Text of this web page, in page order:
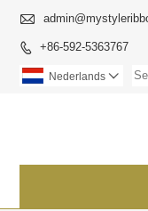

 +86-592-5363767
Nederlands 